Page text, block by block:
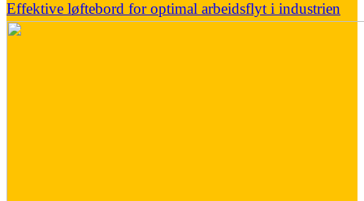
Effektive løftebord for optimal arbeidsflyt i industrien